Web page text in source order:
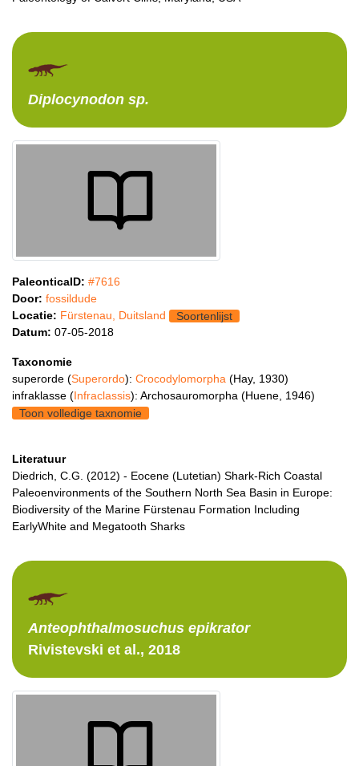
Diplocynodon sp.
PaleonticaID: #7616
Door: fossildude
Locatie: Fürstenau, Duitsland
Soortenlijst
Datum: 07-05-2018
Taxonomie
superorde (Superordo): Crocodylomorpha (Hay, 1930)
infraklasse (Infraclassis): Archosauromorpha (Huene, 1946)
Toon volledige taxnomie
Literatuur
Diedrich, C.G. (2012) - Eocene (Lutetian) Shark-Rich Coastal
Paleoenvironments of the Southern North Sea Basin in Europe:
Biodiversity of the Marine Fürstenau Formation Including
EarlyWhite and Megatooth Sharks
Anteophthalmosuchus epikrator
Rivistevski et al., 2018